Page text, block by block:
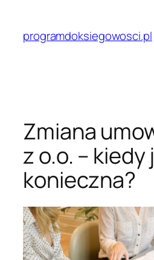
treściprogramdoksiegowosci.pl
Zmiana
z o.o. –
konieczna?